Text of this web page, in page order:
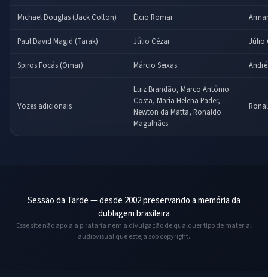
Michael Douglas (Jack Colton) Élcio Romar
Paul David Magid (Tarak) Júlio Cézar Júlio
Spiros Focás (Omar) Márcio Seixas
Vozes adicionais
Luiz Brandão, Marco Antônio
Costa, Maria Helena Pader,
Newton da Matta, Ronaldo
Magalhães
Sessão da Tarde — desde 2002 preservando a memória da
dublagem brasileira
Esse site não apoia a pirataria nem a divulgação de qualquer tipo de material
audiovisual que esteja sob copyright.